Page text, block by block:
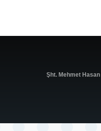
Şht. Mehmet